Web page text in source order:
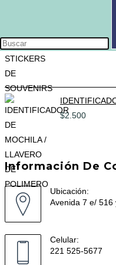
PLANCHA
$2.500
Información De
Ubicación:
Avenida 7 e/ 516
Celular:
221 525-5677